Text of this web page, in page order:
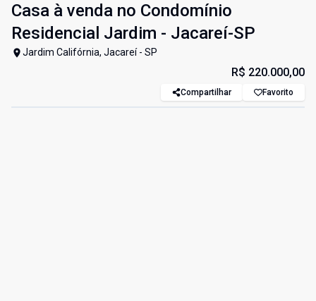
Casa à venda no Condomínio
Residencial Jardim - Jacareí-SP
Jardim Califórnia, Jacareí - SP
R$ 220.000,00
Compartilhar Favorito